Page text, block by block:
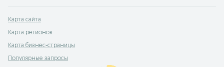
Admiral,Agila,Antara,Arena,Ascona,Astra,Calibra,Campo,Combo,
Карта сайта
Карта регионов
Карта бизнес-страницы
Популярные запросы